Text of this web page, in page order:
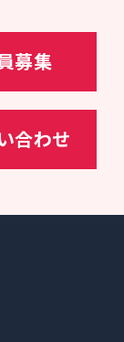
募集
合わせ